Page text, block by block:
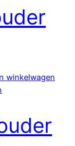
winkelwagen